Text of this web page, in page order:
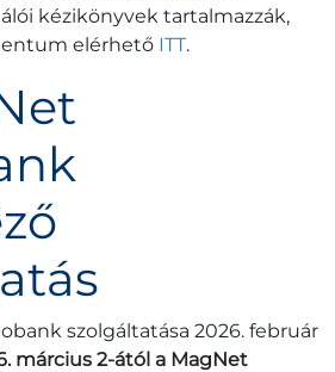
kézikönyvek tartalmazzák,
elérhető ITT.
szolgáltatása 2026. február
március 2-ától a MagNet